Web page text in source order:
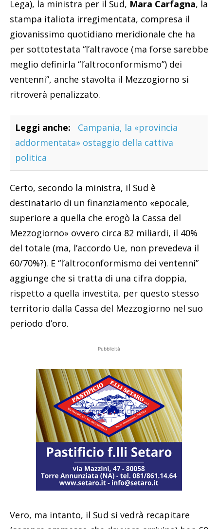
Lega), la ministra per il Sud, Mara Carfagna, la
stampa italiota irregimentata, compresa il
giovanissimo quotidiano meridionale che ha
per sottotestata “l’altravoce (ma forse sarebbe
meglio definirla “l’altroconformismo”) dei
ventenni”, anche stavolta il Mezzogiorno si
ritroverà penalizzato.
Leggi anche:
Campania, la «provincia
addormentata» ostaggio della cattiva
politica
Certo, secondo la ministra, il Sud è
destinatario di un finanziamento «epocale,
superiore a quella che erogò la Cassa del
Mezzogiorno» ovvero circa 82 miliardi, il 40%
del totale (ma, l’accordo Ue, non prevedeva il
60/70%?). E “l’altroconformismo dei ventenni”
aggiunge che si tratta di una cifra doppia,
rispetto a quella investita, per questo stesso
territorio dalla Cassa del Mezzogiorno nel suo
periodo d’oro.
Pubblicità
Vero, ma intanto, il Sud si vedrà recapitare